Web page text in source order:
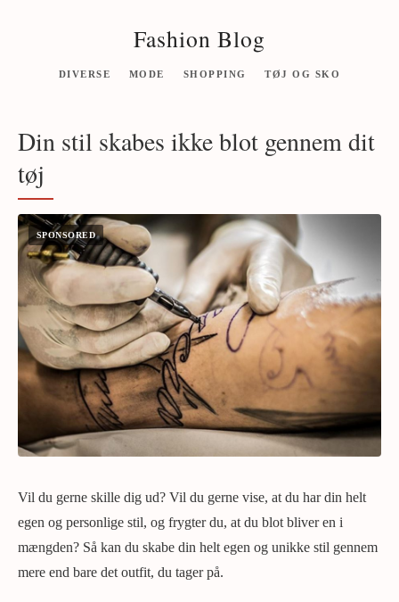
Fashion Blog
DIVERSE MODE SHOPPING TØJ OG SKO
Din stil skabes ikke blot gennem dit
tøj
Vil du gerne skille dig ud? Vil du gerne vise, at du har din helt
egen og personlige stil, og frygter du, at du blot bliver en i
mængden? Så kan du skabe din helt egen og unikke stil gennem
mere end bare det outfit, du tager på.